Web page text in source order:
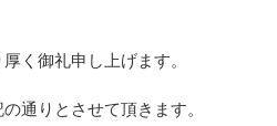
サイトポリシー
く御礼申し上げます。
通りとさせて頂きます。